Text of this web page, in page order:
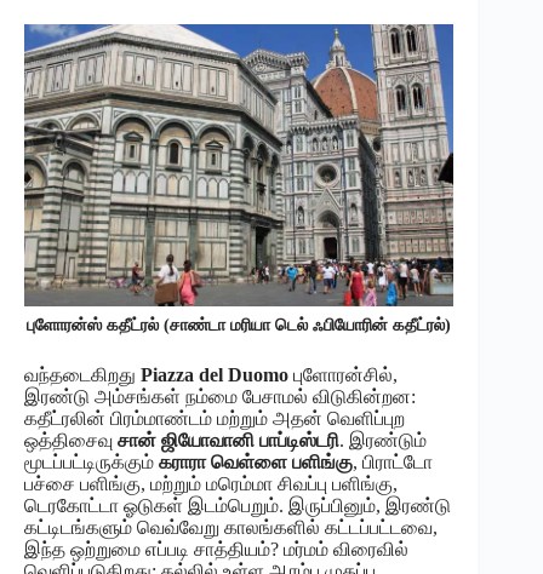
புளோரன்ஸ் கதீட்ரல் (சாண்டா மரியா டெல் ஃபியோரின் கதீட்ரல்)
வந்தடைகிறது Piazza del Duomo புளோரன்சில்,
இரண்டு அம்சங்கள் நம்மை பேசாமல் விடுகின்றன:
கதீட்ரலின் பிரம்மாண்டம் மற்றும் அதன் வெளிப்புற
ஒத்திசைவு சான் ஜியோவானி பாப்டிஸ்டரி. இரண்டும்
மூடப்பட்டிருக்கும் கராரா வெள்ளை பளிங்கு, பிராட்டோ
பச்சை பளிங்கு, மற்றும் மரெம்மா சிவப்பு பளிங்கு,
டெரகோட்டா ஓடுகள் இடம்பெறும். இருப்பினும், இரண்டு
கட்டிடங்களும் வெவ்வேறு காலங்களில் கட்டப்பட்டவை,
இந்த ஒற்றுமை எப்படி சாத்தியம்? மர்மம் விரைவில்